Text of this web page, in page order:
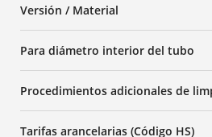
Versión / Material
Para diámetro interior del tubo
Procedimientos adicionales de
Tarifas arancelarias (Código HS)